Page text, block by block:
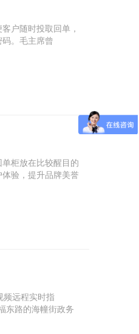
户随时投取回单，
。毛主席曾
柜放在比较醒目的
验，提升品牌美誉
频远程实时指
东路的海幢街政务